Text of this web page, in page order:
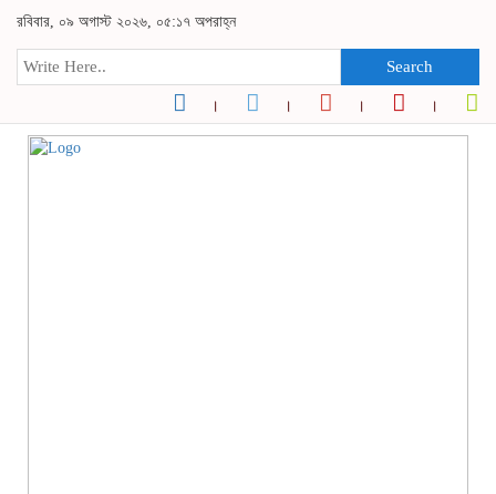
রবিবার, ০৯ অগাস্ট ২০২৬, ০৫:১৭ অপরাহ্ন
Search